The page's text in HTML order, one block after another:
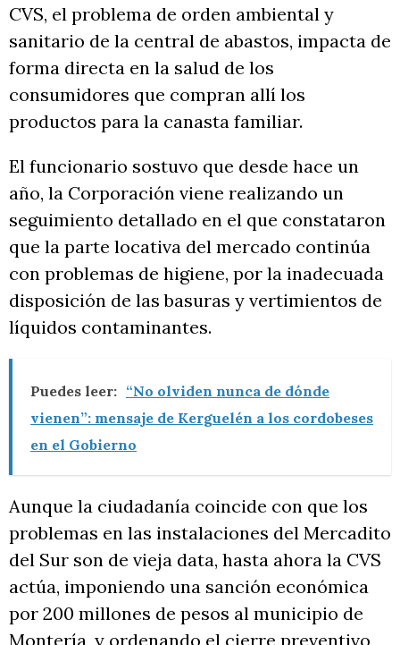
CVS, el problema de orden ambiental y
sanitario de la central de abastos, impacta de
forma directa en la salud de los
consumidores que compran allí los
productos para la canasta familiar.
El funcionario sostuvo que desde hace un
año, la Corporación viene realizando un
seguimiento detallado en el que constataron
que la parte locativa del mercado continúa
con problemas de higiene, por la inadecuada
disposición de las basuras y vertimientos de
líquidos contaminantes.
Puedes leer: “No olviden nunca de dónde
vienen”: mensaje de Kerguelén a los cordobeses
en el Gobierno
Aunque la ciudadanía coincide con que los
problemas en las instalaciones del Mercadito
del Sur son de vieja data, hasta ahora la CVS
actúa, imponiendo una sanción económica
por 200 millones de pesos al municipio de
Montería, y ordenando el cierre preventivo